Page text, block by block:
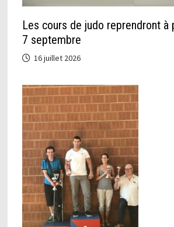
Les cours de judo reprendront à
7 septembre
16 juillet 2026